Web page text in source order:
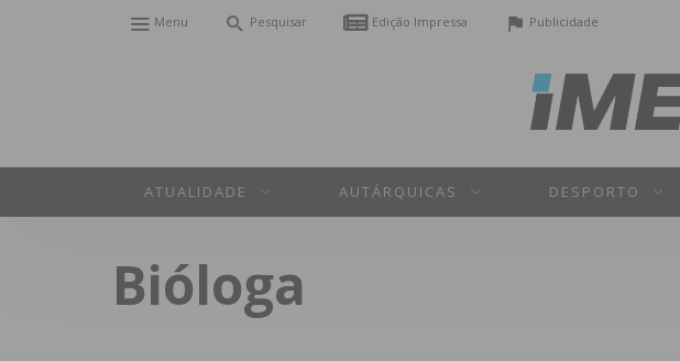
Menu Pesquisar Edição Impressa Publicidade
ATUALIDADE AUTÁRQUICAS DESPORTO
Bióloga